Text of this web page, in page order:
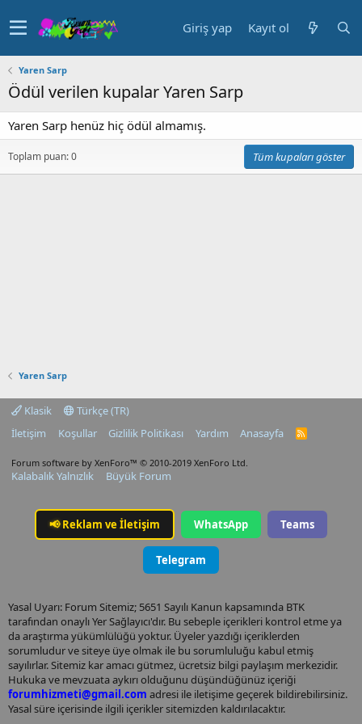
Giriş yap Kayıt ol
Yaren Sarp
Ödül verilen kupalar Yaren Sarp
Yaren Sarp henüz hiç ödül almamış.
Toplam puan: 0 Tüm kupaları göster
Yaren Sarp
Klasik
Türkçe (TR)
İletişim
Koşullar Gizlilik Politikası Yardım Anasayfa
R
Forum software by XenForo™ © 2010-2019 XenForo Ltd.
Kalabalık Yalnızlık Büyük Forum
📢Reklam ve İletişim WhatsApp Teams
Telegram
Yasal Uyarı: Forum Sitemiz; 5651 Sayılı Kanun kapsamında BTK
tarafından onaylı Yer Sağlayıcı'dır. Bu sebeple içerikleri kontrol etme ya
da araştırma yükümlülüğü yoktur. Üyeler yazdığı içeriklerden
sorumludur ve siteye üye olmak ile bu sorumluluğu kabul etmiş
sayılırlar. Sitemiz kar amacı gütmez, ücretsiz bilgi paylaşım merkezidir.
Hukuka ve mevzuata aykırı olduğunu düşündüğünüz içeriği
forumhizmeti@gmail.com adresi ile iletişime geçerek bildirebilirsiniz.
Yasal süre içerisinde ilgili içerikler sitemizden kaldırılacaktır.